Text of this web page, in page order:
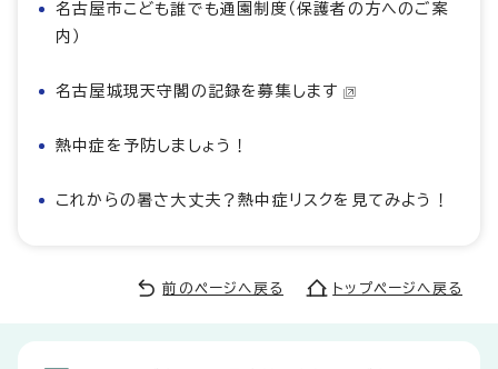
名古屋市こども誰でも通園制度（保護者の方へのご案
内）
名古屋城現天守閣の記録を募集します
熱中症を予防しましょう！
これからの暑さ大丈夫？熱中症リスクを見てみよう！
前のページへ戻る トップページへ戻る